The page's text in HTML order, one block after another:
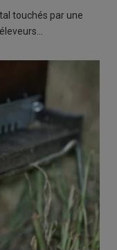
touchés par une